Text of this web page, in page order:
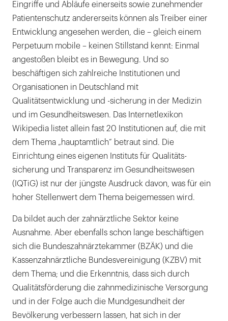
Eingriffe und Abläufe einerseits sowie zunehmender
Patientenschutz andererseits können als Treiber einer
Entwicklung angesehen werden, die – gleich einem
Perpetuum mobile – keinen Stillstand kennt: Einmal
angestoßen bleibt es in Bewegung. Und so
beschäftigen sich zahlreiche Institutionen und
Organisationen in Deutschland mit
Qualitätsentwicklung und -sicherung in der Medizin
und im Gesundheitswesen. Das Internetlexikon
Wikipedia listet allein fast 20 Institutionen auf, die mit
dem Thema „hauptamtlich“ betraut sind. Die
Einrichtung eines eigenen Instituts für Qualitäts-
sicherung und Transparenz im Gesundheitswesen
(IQTiG) ist nur der jüngste Ausdruck davon, was für ein
hoher Stellenwert dem Thema beigemessen wird.
Da bildet auch der zahnärztliche Sektor keine
Ausnahme. Aber ebenfalls schon lange beschäftigen
sich die Bundeszahnärztekammer (BZÄK) und die
Kassenzahnärztliche Bundesvereinigung (KZBV) mit
dem Thema; und die Erkenntnis, dass sich durch
Qualitätsförderung die zahnmedizinische Versorgung
und in der Folge auch die Mundgesundheit der
Bevölkerung verbessern lassen, hat sich in der